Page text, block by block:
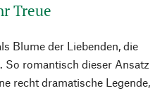
Treue
Blume der Liebenden, die
So romantisch dieser Ansatz
recht dramatische Legende,